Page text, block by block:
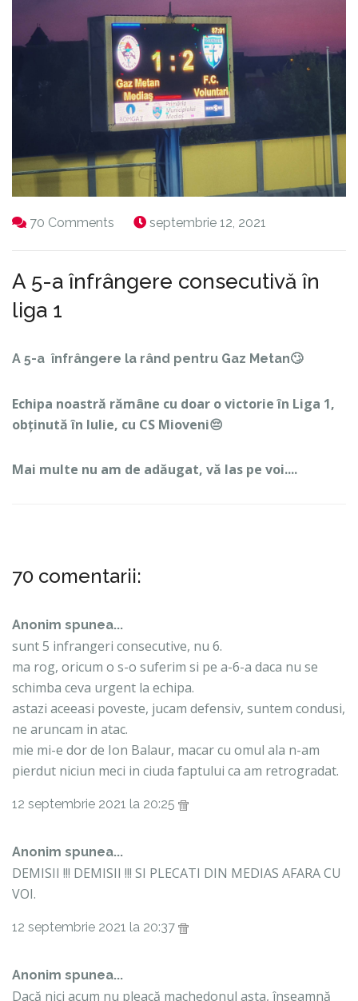
70 Comments septembrie 12, 2021
A 5-a înfrângere consecutivă în
liga 1
A 5-a înfrângere la rând pentru Gaz Metan🙄
Echipa noastră rămâne cu doar o victorie în Liga 1,
obținută în Iulie, cu CS Mioveni😔
Mai multe nu am de adăugat, vă las pe voi....
70 comentarii:
Anonim spunea...
sunt 5 infrangeri consecutive, nu 6.
ma rog, oricum o s-o suferim si pe a-6-a daca nu se
schimba ceva urgent la echipa.
astazi aceeasi poveste, jucam defensiv, suntem condusi,
ne aruncam in atac.
mie mi-e dor de Ion Balaur, macar cu omul ala n-am
pierdut niciun meci in ciuda faptului ca am retrogradat.
12 septembrie 2021 la 20:25
Anonim spunea...
DEMISII !!! DEMISII !!! SI PLECATI DIN MEDIAS AFARA CU
VOI.
12 septembrie 2021 la 20:37
Anonim spunea...
Dacă nici acum nu pleacă machedonul asta, înseamnă